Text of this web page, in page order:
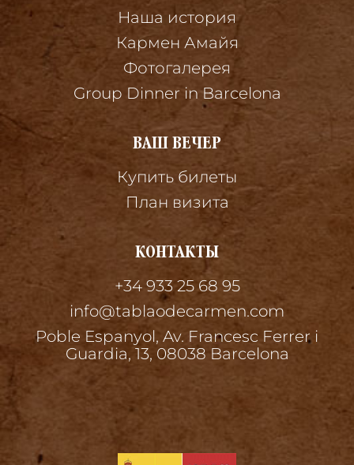
Наша история
Кармен Амайя
Фотогалерея
Group Dinner in Barcelona
ВАШ ВЕЧЕР
Купить билеты
План визита
КОНТАКТЫ
+34 933 25 68 95
info@tablaodecarmen.com
Poble Espanyol, Av. Francesc Ferrer i
Guardia, 13, 08038 Barcelona